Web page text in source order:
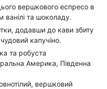
вершкового еспресо в
ванілі та шоколаду.
додавши до кави збиту
капучіно.
та робуста
Америка, Південна
вершковий